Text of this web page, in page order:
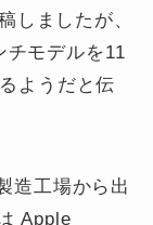
しましたが、
チモデルを11
ようだと伝
造工場から出
Apple